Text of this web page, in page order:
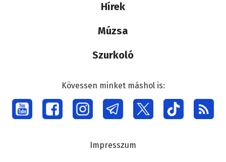
Hírek
Múzsa
Szurkoló
Social
menu
Kövessen minket máshol is:
Impresszum